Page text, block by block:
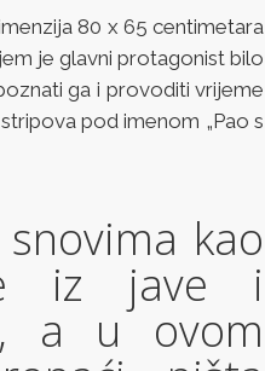
80 x 65 centimetara
je glavni protagonist bilo
ga i provoditi vrijeme
pod imenom „Pao s
kao
iz jave i
a u ovom